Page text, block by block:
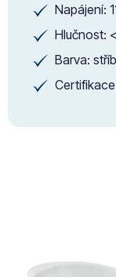
✔
Napájení:
✔
Hlučnost:
✔
Barva:
✔